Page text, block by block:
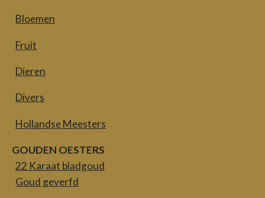
Bloemen
Fruit
Dieren
Divers
Hollandse Meesters
GOUDEN OESTERS
22 Karaat bladgoud
Goud geverfd